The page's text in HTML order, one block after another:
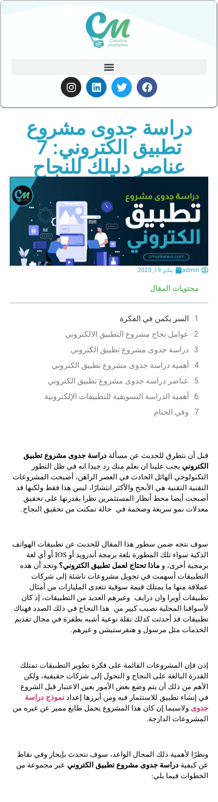
دراسة جدوى مشروع
تطبيق الكتروني: 7
عناصر دليلك للنجاح
admin يناير 19, 2023
محتويات المقال
السر يكمن في الفكرة
عوامل نجاح مشروع التطبيق الالكتروني
دراسة جدوى مشروع تطبيق الكتروني
أهمية دراسة جدوى مشروع تطبيق الكتروني
عناصر دراسة جدوى مشروع تطبيق الكتروني
أهمية الدراسة التسويقية للتطبيقات الإلكترونية
وفي الختام
قبل أن نتطرق للحديث عن مسألةدراسة جدوى مشروع تطبيق
الكترونييجب علينا ان نعلم منك رد جيدا انه في ظل التطور
التكنولوجي الهائل الحادث في العصر الراهن، أصبحت المشروعات
التقنية التقنية هي الأنجح والأكثر انتشارًا، ليس هذا فقط ولكنها قد
أصبحت أيضا محط أنظار المستثمرين نظرا بقدرتها على تحقيق
معدلات نمو سريعة وضخمة في حالة تمكنت من تحقيق النجاح.
سوف نتجه ضمن سطور هذا المقال للحديث عن تطبيقات الهواتف
الذكية سواء تلك المطورة بلغة برمجة أندرويد أو IOS أو أي لغة
برمجية أخرى، وماذا تحتاج لعمل تطبيق الكتروني؟ونجد أن هذه
التطبيقات أسهمت في تحويل مشروعات ناشئة إلى شركات
عملاقة منها ما يمتلك قيمة سوقية تتعدى المليارات من أمثال
تطبيقات أوبرا وان درايف وغيرهم العديد من التطبيقات، إذ كان
لأسواقنا المحلية نصيب كبير من هذا النجاح في ذلك الصدد فهناك
تطبيقات قد أحدثت كذلك نقلة نوعية أشبه بطفرة في مجال تقديم
الخدمات مثل مرسول و هنقرستيشن و غيرهم.
إذن فإن المشروعات القائمة على فكرة تطوير التطبيقات تمتلك
القدرة البالغة على النجاح و التحول إلى شركات حقيقية، ولكن
الأهم من ذلك أن يتم وضع بعض الأمور بعين الاعتبار قبل الشروع
في إنشاء تطبيق للاستثمار فيه ومن أبرزها إعدادنموذج دراسة
جدوىولاسيما إن كان هذا المشروع يحمل طابع مميز عن غيره من
المشروعات الدارجة.
ونظرًا لأهمية ذلك المجال الواعد، سوف نتحدث بإيجاز وفي نقاط
عن كيفيةدراسة جدوى مشروع تطبيق الكترونيعبر مجموعة من
الخطوات فيما يلي: